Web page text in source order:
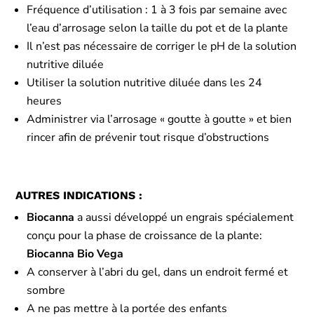
Fréquence d’utilisation : 1 à 3 fois par semaine avec
l’eau d’arrosage selon la taille du pot et de la plante
Il n’est pas nécessaire de corriger le pH de la solution
nutritive diluée
Utiliser la solution nutritive diluée dans les 24
heures
Administrer via l’arrosage « goutte à goutte » et bien
rincer afin de prévenir tout risque d’obstructions
AUTRES INDICATIONS :
Biocanna a aussi développé un engrais spécialement
conçu pour la phase de croissance de la plante:
Biocanna Bio Vega
A conserver à l’abri du gel, dans un endroit fermé et
sombre
A ne pas mettre à la portée des enfants